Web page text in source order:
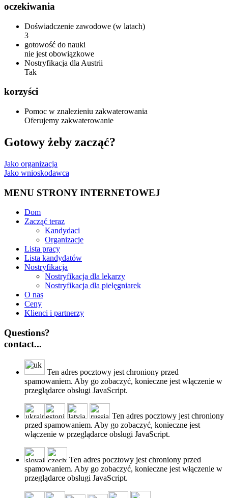
oczekiwania
Doświadczenie zawodowe (w latach)
3
gotowość do nauki
nie jest obowiązkowe
Nostryfikacja dla Austrii
Tak
korzyści
Pomoc w znalezieniu zakwaterowania
Oferujemy zakwaterowanie
Gotowy żeby zacząć?
Jako organizacja
Jako wnioskodawca
MENU STRONY INTERNETOWEJ
Dom
Zacząć teraz
Kandydaci
Organizacje
Lista pracy
Lista kandydatów
Nostryfikacja
Nostryfikacja dla lekarzy
Nostryfikacja dla pielęgniarek
O nas
Ceny
Klienci i partnerzy
Questions?
contact...
Ten adres pocztowy jest chroniony przed
spamowaniem. Aby go zobaczyć, konieczne jest włączenie w
przeglądarce obsługi JavaScript.
Ten adres pocztowy jest chroniony
przed spamowaniem. Aby go zobaczyć, konieczne jest
włączenie w przeglądarce obsługi JavaScript.
Ten adres pocztowy jest chroniony przed
spamowaniem. Aby go zobaczyć, konieczne jest włączenie w
przeglądarce obsługi JavaScript.